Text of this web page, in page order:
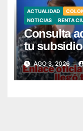
ACTUALIDAD
NOTICIAS
RENTA
Consulta
tu subsidio
llegó mi
AGO 3, 2026